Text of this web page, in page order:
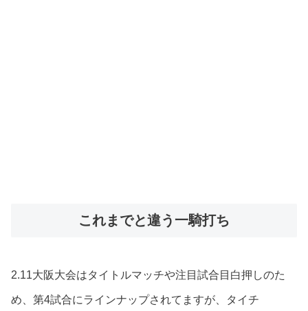
これまでと違う一騎打ち
2.11大阪大会はタイトルマッチや注目試合目白押しのた
め、第4試合にラインナップされてますが、タイチ